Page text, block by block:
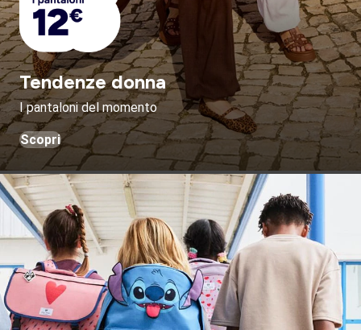
Tendenze donna
I pantaloni del momento
Scopri